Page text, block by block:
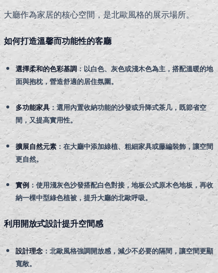
大廳作為家居的核心空間，是北歐風格的展示場所。
如何打造溫馨而功能性的客廳
選擇柔和的色彩基調：以白色、灰色或淺木色為主，搭配溫暖的地
面與抱枕，營造舒適的居住氛圍。
多功能家具：選用內置收納功能的沙發或升降式茶几，既節省空
間，又提高實用性。
擴展自然元素 ：在大廳中添加綠植、粗細家具或藤編裝飾，讓空間
更自然。
實例：使用淺灰色沙發搭配白色對接，地板公式原木色地板，再收
納一棵中型綠色植被，提升大廳的北歐呼吸。
利用開放式設計提升空間感
設計理念：北歐風格強調開放感，減少不必要的隔間，讓空間更顯
寬敞。